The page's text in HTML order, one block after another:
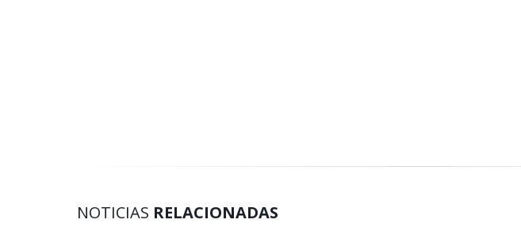
NOTICIAS RELACIONADAS